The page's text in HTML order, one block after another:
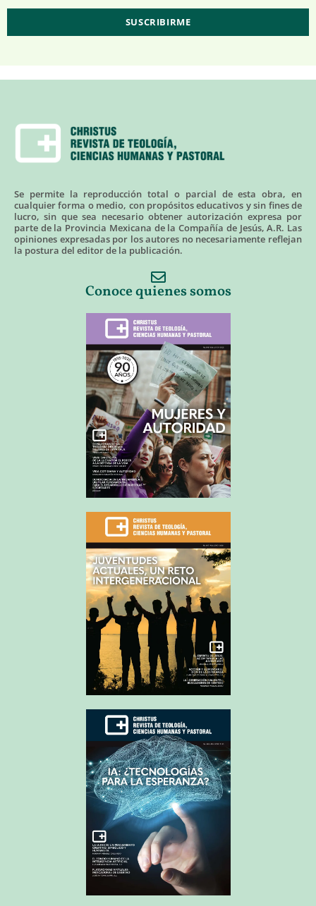
Se permite la reproducción total o parcial de esta obra, en
cualquier forma o medio, con propósitos educativos y sin fines de
lucro, sin que sea necesario obtener autorización expresa por
parte de la Provincia Mexicana de la Compañía de Jesús, A.R. Las
opiniones expresadas por los autores no necesariamente reflejan
la postura del editor de la publicación.
Conoce quienes somos